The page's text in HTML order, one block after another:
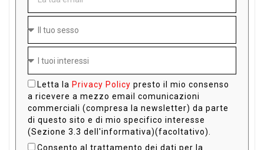
Letta la Privacy Policy presto il mio consenso
a ricevere a mezzo email comunicazioni
commerciali (compresa la newsletter) da parte
di questo sito e di mio specifico interesse
(Sezione 3.3 dell'informativa)(facoltativo).
Consento al trattamento dei dati per la